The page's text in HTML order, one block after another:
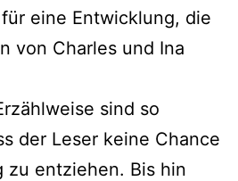
eine Entwicklung, die
von Charles und Ina
sind so
der Leser keine Chance
zu entziehen. Bis hin